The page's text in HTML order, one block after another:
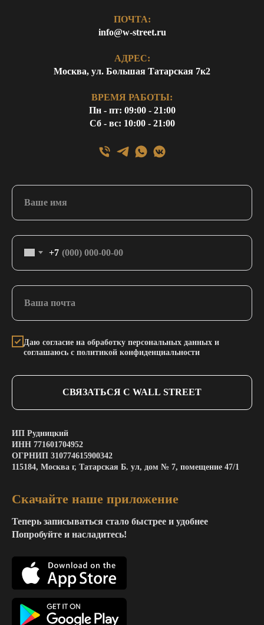
ПОЧТА:
info@w-street.ru
АДРЕС:
Москва, ул. Большая Татарская 7к2
ВРЕМЯ РАБОТЫ:
Пн - пт: 09:00 - 21:00
Сб - вс: 10:00 - 21:00
+7
Даю согласие на обработку персональных данных и
соглашаюсь с политикой конфиденциальности
СВЯЗАТЬСЯ С WALL STREET
ИП Рудницкий
ИНН 771601704952
ОГРНИП 310774615900342
115184, Москва г, Татарская Б. ул, дом № 7, помещение 47/1
Скачайте наше приложение
Теперь записываться стало быстрее и удобнее
Попробуйте и насладитесь!